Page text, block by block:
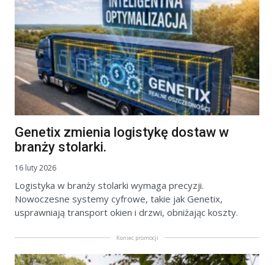
Genetix zmienia logistykę dostaw w
branży stolarki.
16 luty 2026
Logistyka w branży stolarki wymaga precyzji.
Nowoczesne systemy cyfrowe, takie jak Genetix,
usprawniają transport okien i drzwi, obniżając koszty.
Koniec promocji